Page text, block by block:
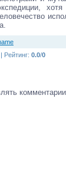
Рейтинг: 0.0/0